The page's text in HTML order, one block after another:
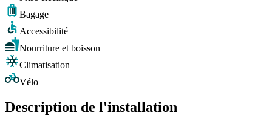
Bagage
Accessibilité
Nourriture et boisson
Climatisation
Vélo
Description de l'installation